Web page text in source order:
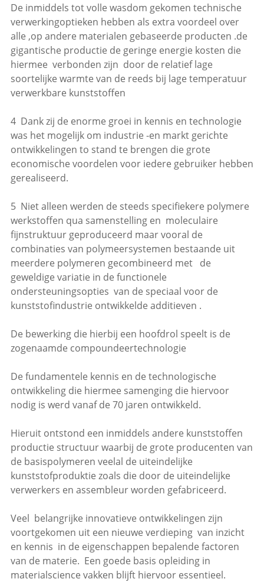
De inmiddels tot volle wasdom gekomen technische
verwerkingoptieken hebben als extra voordeel over
alle ,op andere materialen gebaseerde producten .de
gigantische productie de geringe energie kosten die
hiermee verbonden zijn door de relatief lage
soortelijke warmte van de reeds bij lage temperatuur
verwerkbare kunststoffen
4 Dank zij de enorme groei in kennis en technologie
was het mogelijk om industrie -en markt gerichte
ontwikkelingen to stand te brengen die grote
economische voordelen voor iedere gebruiker hebben
gerealiseerd.
5 Niet alleen werden de steeds specifiekere polymere
werkstoffen qua samenstelling en moleculaire
fijnstruktuur geproduceerd maar vooral de
combinaties van polymeersystemen bestaande uit
meerdere polymeren gecombineerd met de
geweldige variatie in de functionele
ondersteuningsopties van de speciaal voor de
kunststofindustrie ontwikkelde additieven .
De bewerking die hierbij een hoofdrol speelt is de
zogenaamde compoundeertechnologie
De fundamentele kennis en de technologische
ontwikkeling die hiermee samenging die hiervoor
nodig is werd vanaf de 70 jaren ontwikkeld.
Hieruit ontstond een inmiddels andere kunststoffen
productie structuur waarbij de grote producenten van
de basispolymeren veelal de uiteindelijke
kunststofproduktie zoals die door de uiteindelijke
verwerkers en assembleur worden gefabriceerd.
Veel belangrijke innovatieve ontwikkelingen zijn
voortgekomen uit een nieuwe verdieping van inzicht
en kennis in de eigenschappen bepalende factoren
van de materie. Een goede basis opleiding in
materialscience vakken blijft hiervoor essentieel.